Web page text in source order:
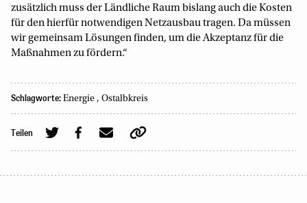
zusätzlich muss der Ländliche Raum bislang auch die Kosten
für den hierfür notwendigen Netzausbau tragen. Da müssen
wir gemeinsam Lösungen finden, um die Akzeptanz für die
Maßnahmen zu fördern.“
Schlagworte: Energie , Ostalbkreis
Teilen